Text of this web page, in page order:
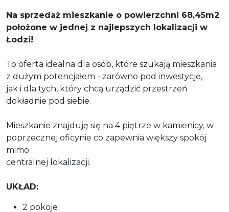
Na sprzedaż mieszkanie o powierzchni 68,45m2
położone w jednej z najlepszych lokalizacji w
Łodzi!
To oferta idealna dla osób, które szukają mieszkania
z dużym potencjałem - zarówno pod inwestycje,
jak i dla tych, który chcą urządzić przestrzeń
dokładnie pod siebie.
Mieszkanie znajduję się na 4 piętrze w kamienicy, w
poprzecznej oficynie co zapewnia większy spokój
mimo
centralnej lokalizacji.
UKŁAD:
2 pokoje